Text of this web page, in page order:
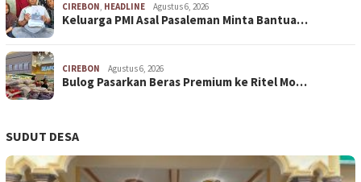
CIREBON, HEADLINE Agustus 6, 2026
Keluarga PMI Asal Pasaleman Minta Bantua…
CIREBON Agustus 6, 2026
Bulog Pasarkan Beras Premium ke Ritel Mo…
SUDUT DESA